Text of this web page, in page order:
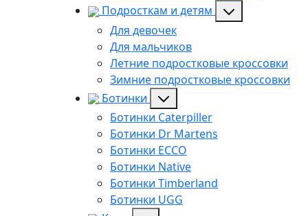
Подросткам и детям
Для девочек
Для мальчиков
Летние подростковые кроссовки
Зимние подростковые кроссовки
Ботинки
Ботинки Caterpiller
Ботинки Dr Martens
Ботинки ECCO
Ботинки Native
Ботинки Timberland
Ботинки UGG